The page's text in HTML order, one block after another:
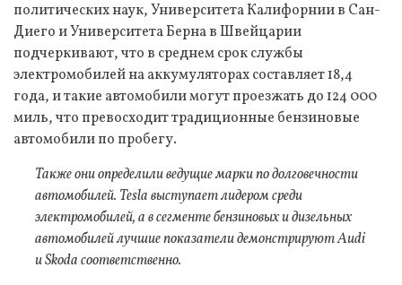
политических наук, Университета Калифорнии в Сан-
Диего и Университета Берна в Швейцарии
подчеркивают, что в среднем срок службы
электромобилей на аккумуляторах составляет 18,4
года, и такие автомобили могут проезжать до 124 000
миль, что превосходит традиционные бензиновые
автомобили по пробегу.
Также они определили ведущие марки по долговечности
автомобилей. Tesla выступает лидером среди
электромобилей, а в сегменте бензиновых и дизельных
автомобилей лучшие показатели демонстрируют Audi
и Skoda соответственно.